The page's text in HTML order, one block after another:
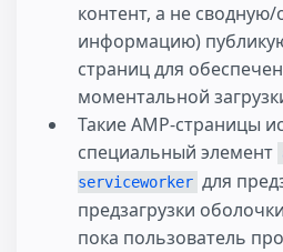
контент, а не
информацию)
страниц для
моментальной
Такие AMP-страницы
специальный элемент
serviceworker для
предзагрузки
пока пользователь